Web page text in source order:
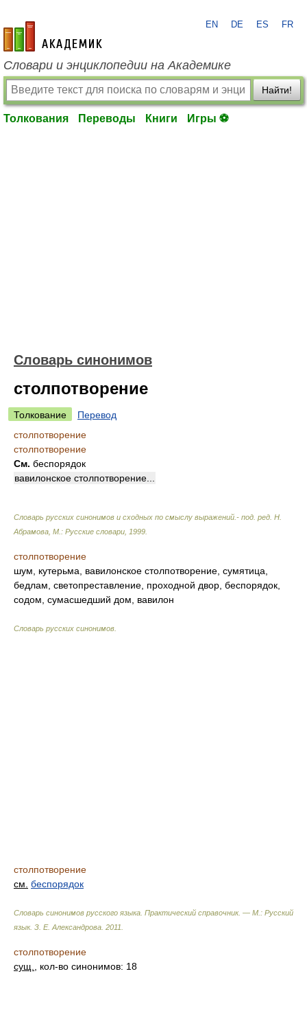
academic.ru
EN DE ES FR
Словари и энциклопедии на Академике
Найти!
Толкования Переводы Книги Игры ⚽
Словарь синонимов
столпотворение
Толкование
Перевод
столпотворение
столпотворение
См. беспорядок
вавилонское столпотворение...
Словарь русских синонимов и сходных по смыслу выражений.- под. ред. Н.
Абрамова, М.: Русские словари 1999
столпотворение
шум, кутерьма, вавилонское столпотворение, сумятица,
бедлам, светопреставление, проходной двор, беспорядок,
содом, сумасшедший дом, вавилон
Словарь русских синонимов
столпотворение
см. беспорядок
Словарь синонимов русского языка. Практический справочник. — М.: Русский
язык. З. Е. Александрова 2011
столпотворение
сущ.
, кол-во синонимов: 18